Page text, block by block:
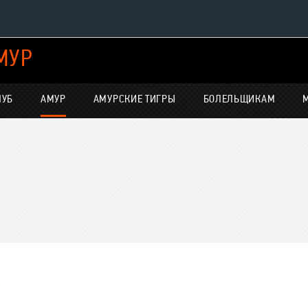
Дивизион Харламова
Автомобилист
АМУР АМУРСКИЕ ТИГРЫ БОЛЕЛЬЩИКАМ